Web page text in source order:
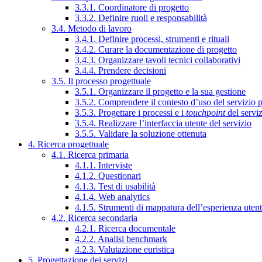
3.3.1. Coordinatore di progetto
3.3.2. Definire ruoli e responsabilità
3.4. Metodo di lavoro
3.4.1. Definire processi, strumenti e rituali
3.4.2. Curare la documentazione di progetto
3.4.3. Organizzare tavoli tecnici collaborativi
3.4.4. Prendere decisioni
3.5. Il processo progettuale
3.5.1. Organizzare il progetto e la sua gestione
3.5.2. Comprendere il contesto d’uso del servizio
3.5.3. Progettare i processi e i touchpointdel
3.5.4. Realizzare l’interfaccia utente del servizio
3.5.5. Validare la soluzione ottenuta
4. Ricerca progettuale
4.1. Ricerca primaria
4.1.1. Interviste
4.1.2. Questionari
4.1.3. Test di usabilità
4.1.4. Web analytics
4.1.5. Strumenti di mappatura dell’esperienza
4.2. Ricerca secondaria
4.2.1. Ricerca documentale
4.2.2. Analisi benchmark
4.2.3. Valutazione euristica
5. Progettazione dei servizi